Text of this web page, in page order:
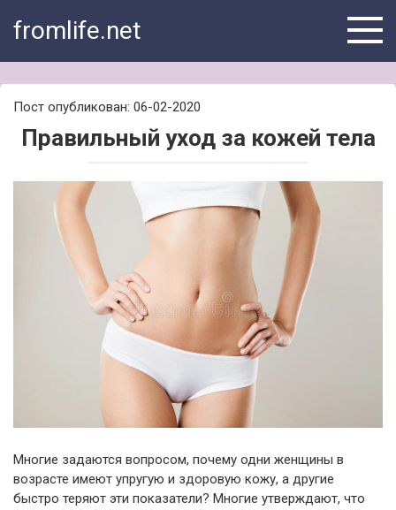
fromlife.net
Пост опубликован: 06-02-2020
Правильный уход за кожей тела
Многие задаются вопросом, почему одни женщины в
возрасте имеют упругую и здоровую кожу, а другие
быстро теряют эти показатели? Многие утверждают, что